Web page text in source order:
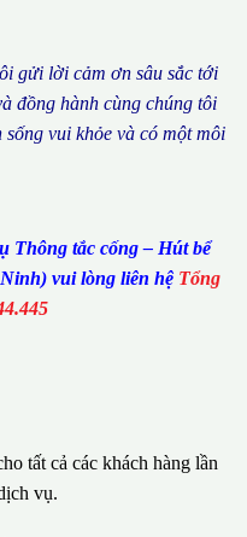
gửi lời cảm ơn sâu sắc tới
à đồng hành cùng chúng tôi
sống vui khỏe và có một môi
Thông tắc cống – Hút bể
vui lòng liên hệ Tổng
tất cả các khách hàng lần
vụ.